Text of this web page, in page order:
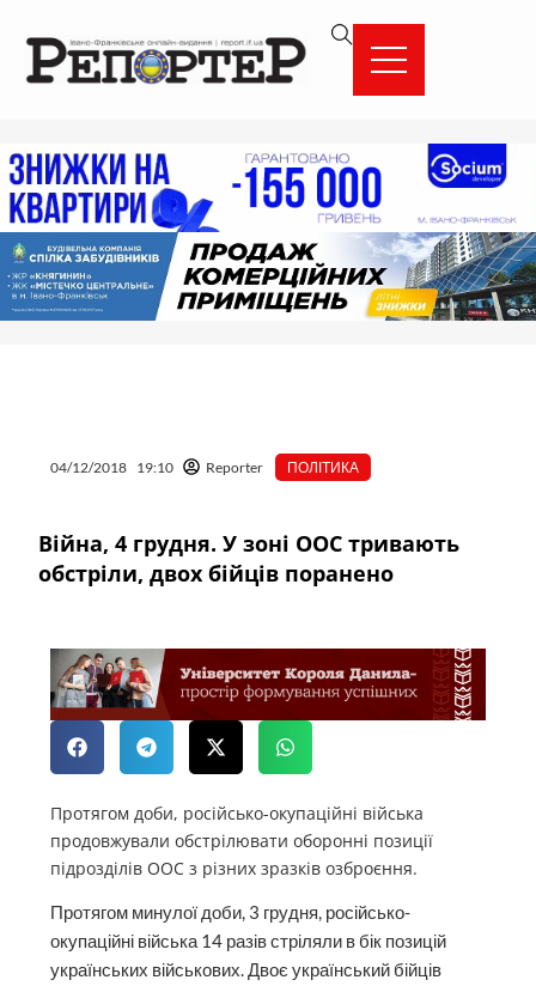
вмісту
04/12/2018 19:10 Reporter ПОЛІТИКА
Війна, 4 грудня. У зоні ООС тривають
обстріли, двох бійців поранено
Протягом доби, російсько-окупаційні війська
продовжували обстрілювати оборонні позиції
підрозділів ООС з різних зразків озброєння.
Протягом минулої доби, 3 грудня, російсько-
окупаційні війська 14 разів стріляли в бік позицій
українських військових. Двоє український бійців